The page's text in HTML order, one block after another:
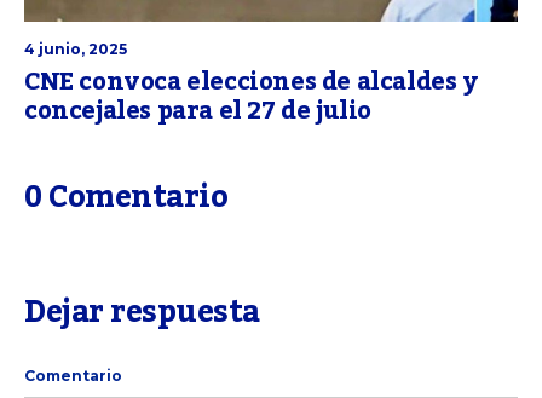
4 junio, 2025
CNE convoca elecciones de alcaldes y
concejales para el 27 de julio
0 Comentario
Dejar respuesta
Comentario